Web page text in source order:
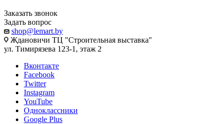
Заказать звонок
Задать вопрос
shop@lemart.by
Ждановичи ТЦ "Строительная выставка"
ул. Тимирязева 123-1, этаж 2
Вконтакте
Facebook
Twitter
Instagram
YouTube
Одноклассники
Google Plus